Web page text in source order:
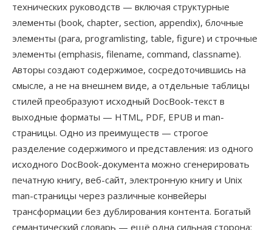
технических руководств — включая структурные
элементы (book, chapter, section, appendix), блочные
элементы (para, programlisting, table, figure) и строчные
элементы (emphasis, filename, command, classname).
Авторы создают содержимое, сосредоточившись на
смысле, а не на внешнем виде, а отдельные таблицы
стилей преобразуют исходный DocBook-текст в
выходные форматы — HTML, PDF, EPUB и man-
страницы. Одно из преимуществ — строгое
разделение содержимого и представления: из одного
исходного DocBook-документа можно сгенерировать
печатную книгу, веб-сайт, электронную книгу и Unix
man-страницы через различные конвейеры
трансформации без дублирования контента. Богатый
семантический словарь — ещё одна сильная сторона: